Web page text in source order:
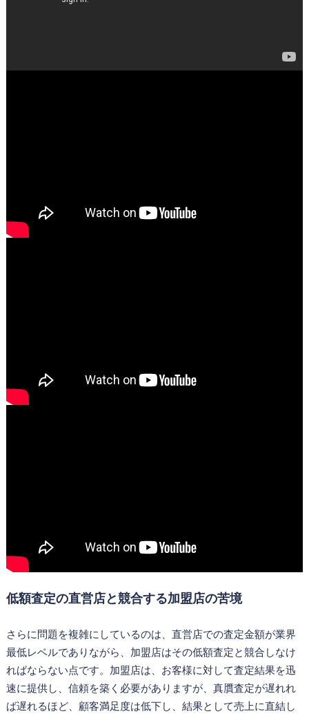
低額査定の直営店と競合する加盟店の苦境
さらに問題を複雑にしているのは、直営店での査定金額が業界
最低レベルでありながら、加盟店はその低額査定と競合しなけ
ればならない点です。加盟店は、お客様に対して査定結果を迅
速に提供し、信頼を築く必要がありますが、真贋査定が遅れれ
ば遅れるほど、顧客満足度は低下し、結果として売上に直結し